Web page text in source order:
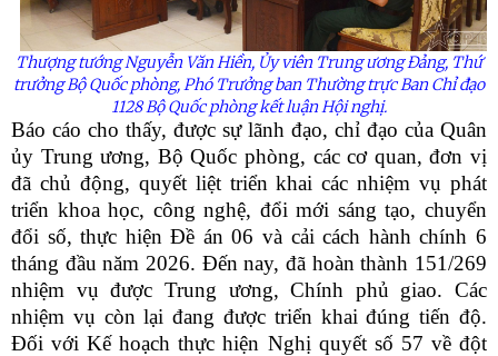
Thượng tướng Nguyễn Văn Hiền, Ủyviên Trung ương Đảng, Thứ
trưởng Bộ Quốc phòng, Phó Trưởng ban Thường trực Ban Chỉ đạo
1128 Bộ Quốc phòng kết luận Hội nghị.
Báo cáo cho thấy, được sự lãnh đạo, chỉ đạo của Quân
ủy Trung ương, Bộ Quốc phòng, các cơ quan, đơn vị
đã chủ động, quyết liệt triển khai các nhiệm vụ phát
triển khoa học, công nghệ, đổi mới sáng tạo, chuyển
đổi số, thực hiện Đề án 06 và cải cách hành chính 6
tháng đầu năm 2026. Đến nay, đã hoàn thành 151/269
nhiệm vụ được Trung ương, Chính phủ giao. Các
nhiệm vụ còn lại đang được triển khai đúng tiến độ.
Đối với Kế hoạch thực hiện Nghị quyết số 57 về đột